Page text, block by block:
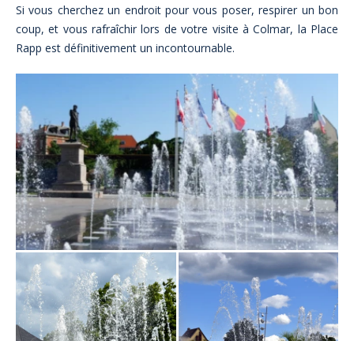
Si vous cherchez un endroit pour vous poser, respirer un bon
coup, et vous rafraîchir lors de votre visite à Colmar, la Place
Rapp est définitivement un incontournable.